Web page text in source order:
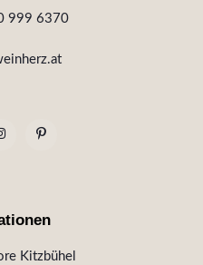
999 6370
Kitzbühel